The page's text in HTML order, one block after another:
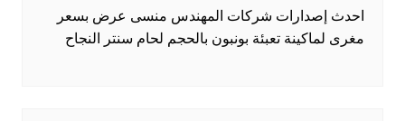
احدث إصدارات شركات المهندس منسى عرض بسعر
مغرى لماكينة تعبئة بونبون بالحجم لحام سنتر النجاح